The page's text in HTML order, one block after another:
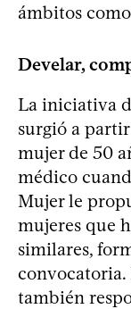
ámbitos
Develar,
La iniciativa
surgió a
mujer de 50
médico
Mujer le
mujeres que
similares,
convocatoria.
también